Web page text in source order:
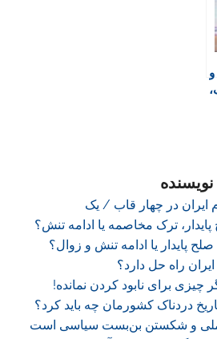
ایران در چهار قاب / یک
پایدار، ترک مخاصمه یا ادامه تنش؟
پایدار یا ادامه تنش و زوال؟
ایران راه حل دارد؟
چیزی برای نابود کردن نمانده!
دردناک کشورمان چه باید کرد؟
و شکستن بن‌بست سیاسی است